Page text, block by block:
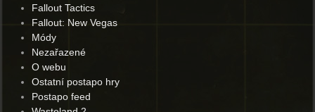
Fallout Tactics
Fallout: New Vegas
Módy
Nezařazené
O webu
Ostatní postapo hry
Postapo feed